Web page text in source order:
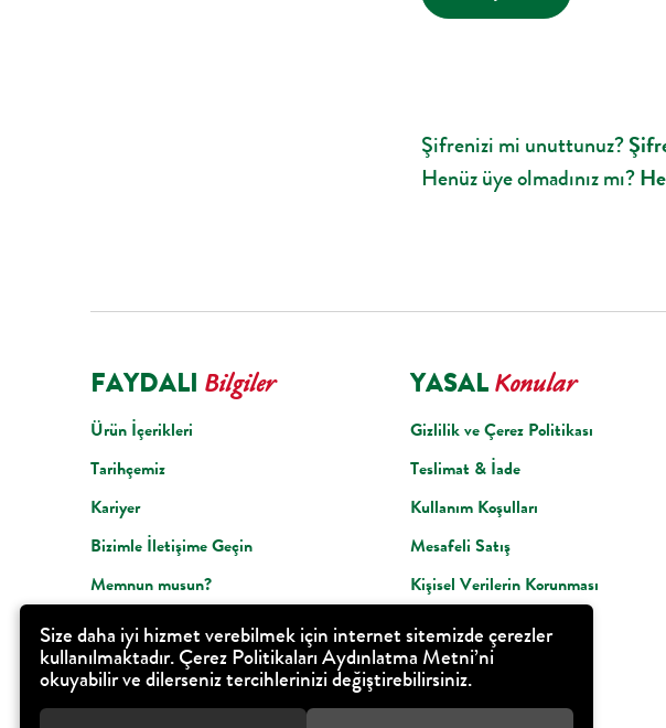
Şifrenizi mi unuttunuz?
Henüz üye olmadınız mı?
FAYDALI Bilgiler
Ürün İçerikleri
Tarihçemiz
Kariyer
Bizimle İletişime Geçin
Memnun musun?
YASAL Konular
Gizlilik ve Çerez Politikası
Teslimat & İade
Kullanım Koşulları
Mesafeli Satış
Kişisel Verilerin Korunması
KVK Bilgilendirmesi
Size daha iyi hizmet verebilmek için internet sitemizde çerezler
kullanılmaktadır. Çerez Politikaları Aydınlatma Metni’ni
okuyabilir ve dilerseniz tercihlerinizi değiştirebilirsiniz.